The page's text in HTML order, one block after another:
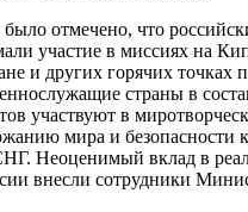
отмечено, что
участие в миссиях на
и других горячих точках
страны в
участвуют в
мира и безопасности
Неоценимый вклад в
внесли сотрудники